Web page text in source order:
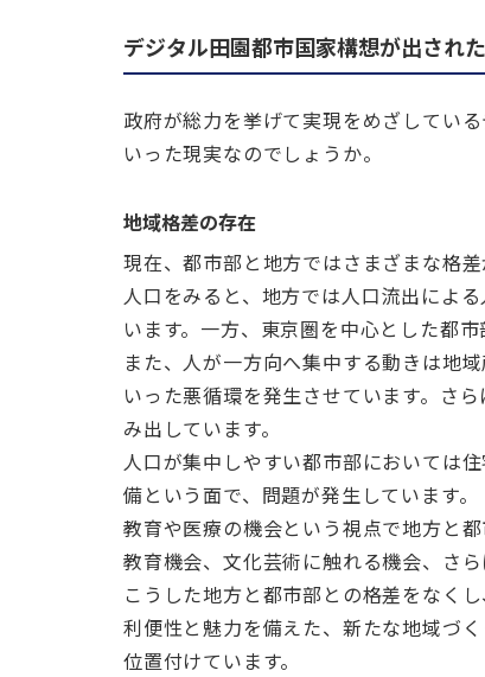
デジタル田園都市国家構想が出され
政府が総力を挙げて実現をめざしてい
いった現実なのでしょうか。
地域格差の存在
現在、都市部と地方ではさまざまな格差
人口をみると、地方では人口流出によ
います。一方、東京圏を中心とした都
また、人が一方向へ集中する動きは地
いった悪循環を発生させています。さ
み出しています。
人口が集中しやすい都市部においては
備という面で、問題が発生しています。
教育や医療の機会という視点で地方と
教育機会、文化芸術に触れる機会、さ
こうした地方と都市部との格差をなく
利便性と魅力を備えた、新たな地域づ
位置付けています。